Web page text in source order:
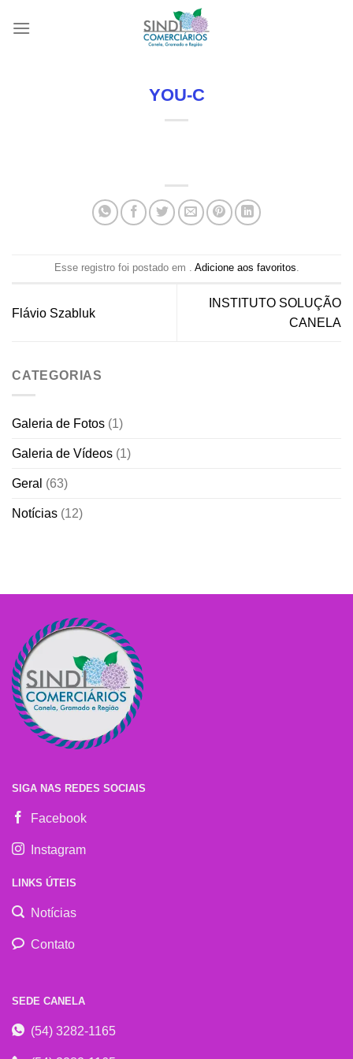
YOU-C
Esse registro foi postado em . Adicione aos favoritos.
Flávio Szabluk
INSTITUTO SOLUÇÃO
CANELA
CATEGORIAS
Galeria de Fotos (1)
Galeria de Vídeos (1)
Geral (63)
Notícias (12)
SIGA NAS REDES SOCIAIS
Facebook
Instagram
LINKS ÚTEIS
Notícias
Contato
SEDE CANELA
(54) 3282-1165